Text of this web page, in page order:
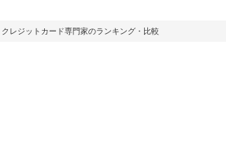
クレジットカード専門家のランキング・比較